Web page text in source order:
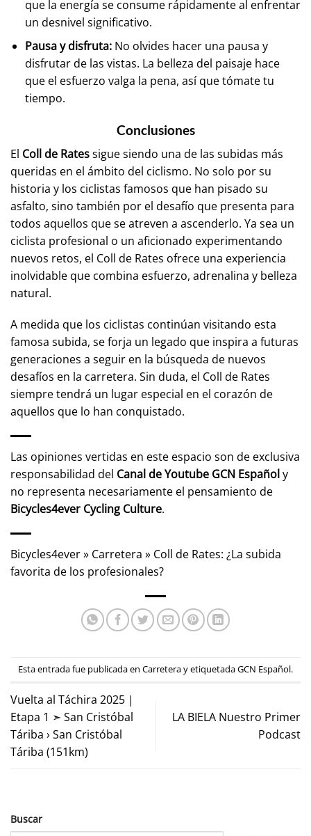
que la energía se consume rápidamente al enfrentar
un desnivel significativo.
Pausa y disfruta:No olvides hacer una pausa y
disfrutar de las vistas. La belleza del paisaje hace
que el esfuerzo valga la pena, así que tómate tu
tiempo.
Conclusiones
El Coll de Ratessigue siendo una de las subidas más
queridas en el ámbito del ciclismo. No solo por su
historia y los ciclistas famosos que han pisado su
asfalto, sino también por el desafío que presenta para
todos aquellos que se atreven a ascenderlo. Ya sea un
ciclista profesional o un aficionado experimentando
nuevos retos, el Coll de Rates ofrece una experiencia
inolvidable que combina esfuerzo, adrenalina y belleza
natural.
A medida que los ciclistas continúan visitando esta
famosa subida, se forja un legado que inspira a futuras
generaciones a seguir en la búsqueda de nuevos
desafíos en la carretera. Sin duda, el Coll de Rates
siempre tendrá un lugar especial en el corazón de
aquellos que lo han conquistado.
Las opiniones vertidas en este espacio son de exclusiva
responsabilidad del Canal de Youtube GCN Españoly
no representa necesariamente el pensamiento de
Bicycles4ever Cycling Culture.
Bicycles4ever» Carretera » Coll de Rates: ¿La subida
favorita de los profesionales?
Esta entrada fue publicada en Carreteray etiquetadaGCN Español.
Vuelta al Táchira 2025 |
Etapa 1 ➣ San Cristóbal
Táriba › San Cristóbal
Táriba (151km)
LA BIELA Nuestro Primer
Podcast
Buscar